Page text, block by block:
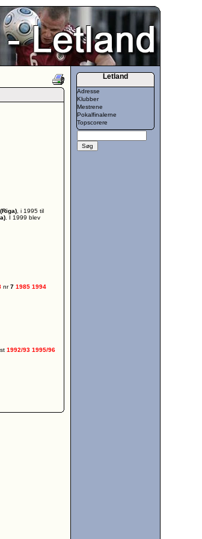
, i 1995 til
. I 1999 blev
nr7 1985 1994
1992/93 1995/96
Letland
Adresse
Klubber
Mestrene
Pokalfinalerne
Topscorere